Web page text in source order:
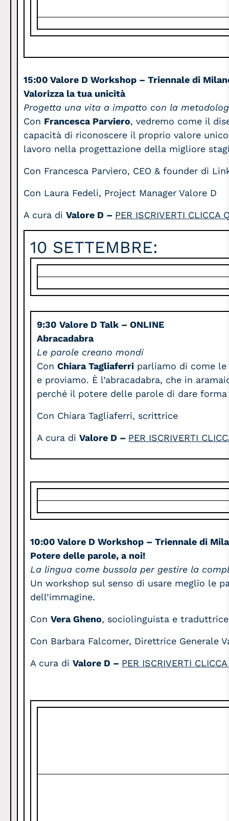
15:00 Valore D Workshop – Triennale di
Valorizza la tua unicità
Progetta una vita a impatto con la
Con Francesca Parviero, vedremo come il
capacità di riconoscere il proprio valore
lavoro nella progettazione della migliore
Con Francesca Parviero, CEO & founder di
Con Laura Fedeli, Project Manager Valore D
A cura diValore D – PER ISCRIVERTI CLICCA
10 SETTEMBRE:
9:30Valore D Talk – ONLINE
Abracadabra
Le parole creano mondi
ConChiara Tagliaferri parliamo di come
e proviamo. È l’abracadabra, che in
perché il potere delle parole di dare
Con Chiara Tagliaferri, scrittrice
A cura diValore D – PER ISCRIVERTI
10:00 Valore D Workshop – Triennale di
Potere delle parole, a noi!
La lingua come bussola per gestire la
Un workshop sul senso di usare meglio le
dell’immagine.
ConVera Gheno, sociolinguista e traduttrice
Con Barbara Falcomer, Direttrice Generale
A cura diValore D – PER ISCRIVERTI